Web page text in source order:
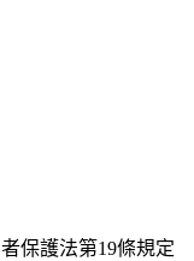
保護法第19條規定